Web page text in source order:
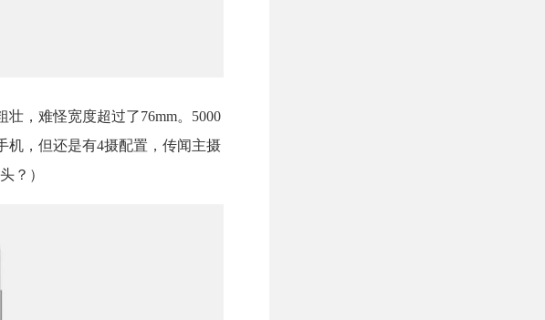
壮，难怪宽度超过了76mm。5000
机，但还是有4摄配置，传闻主摄
？）